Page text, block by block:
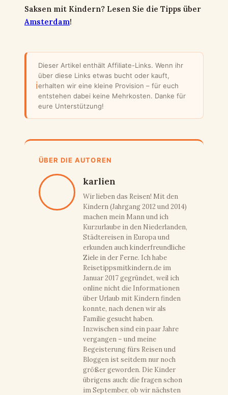
Saksen mit Kindern? Lesen Sie die Tipps über
Amsterdam!
ℹ
Dieser Artikel enthält Affiliate-Links. Wenn ihr
über diese Links etwas bucht oder kauft,
erhalten wir eine kleine Provision – für euch
entstehen dabei keine Mehrkosten. Danke für
eure Unterstützung!
ÜBER DIE AUTOREN
karlien
Wir lieben das Reisen! Mit den
Kindern (Jahrgang 2012 und 2014)
machen mein Mann und ich
Kurzurlaube in den Niederlanden,
Städtereisen in Europa und
erkunden auch kinderfreundliche
Ziele in der Ferne. Ich habe
Reisetippsmitkindern.de im
Januar 2017 gegründet, weil ich
online nicht die Informationen
über Urlaub mit Kindern finden
konnte, nach denen wir als
Familie gesucht haben.
Inzwischen sind ein paar Jahre
vergangen – und meine
Begeisterung fürs Reisen und
Bloggen ist seitdem nur noch
größer geworden. Die Kinder
übrigens auch: die fragen schon
im September, ob wir nächsten